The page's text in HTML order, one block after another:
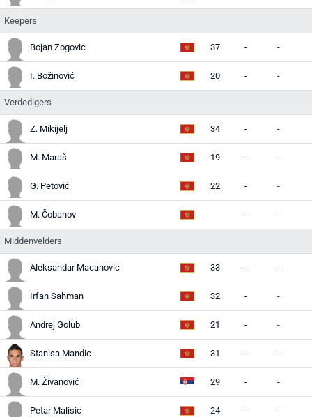
Keepers
Bojan Zogovic 37 - -
I. Božinović 20 - -
Verdedigers
Z. Mikijelj 34 - -
M. Maraš 19 - -
G. Petović 22 - -
M. Čobanov - -
Middenvelders
Aleksandar Macanovic 33 - -
Irfan Sahman 32 - -
Andrej Golub 21 - -
Stanisa Mandic 31 - -
M. Živanović 29 - -
Petar Malisic 24 - -